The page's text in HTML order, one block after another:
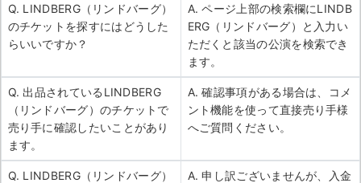
Q. LINDBERG（リンドバーグ）
のチケットを探すにはどうした
らいいですか？
A. ページ上部の検索欄にLINDB
ERG（リンドバーグ）と入力い
ただくと該当の公演を検索でき
ます。
Q. 出品されているLINDBERG
（リンドバーグ）のチケットで
売り手に確認したいことがあり
ます。
A. 確認事項がある場合は、コメ
ント機能を使って直接売り手様
へご質問ください。
Q. LINDBERG（リンドバーグ）
A. 申し訳ございませんが、入金